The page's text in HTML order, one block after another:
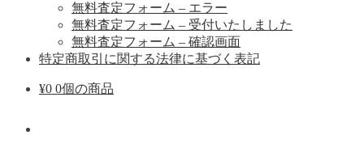
無料査定フォーム – エラー
無料査定フォーム – 受付いたしました
無料査定フォーム – 確認画面
特定商取引に関する法律に基づく表記
¥0 0個の商品